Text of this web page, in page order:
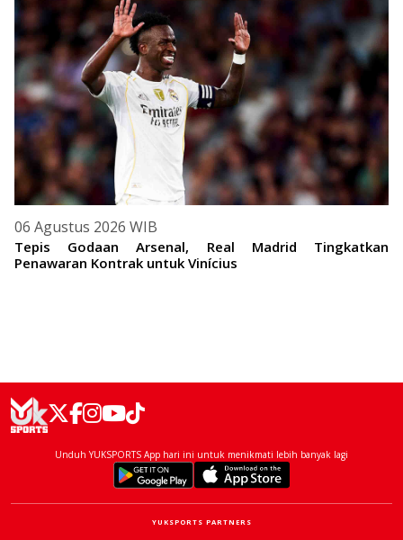
06 Agustus 2026 WIB
Tepis Godaan Arsenal, Real Madrid Tingkatkan
Penawaran Kontrak untuk Vinícius
Unduh YUKSPORTS App hari ini untuk menikmati lebih banyak lagi
YUKSPORTS PARTNERS